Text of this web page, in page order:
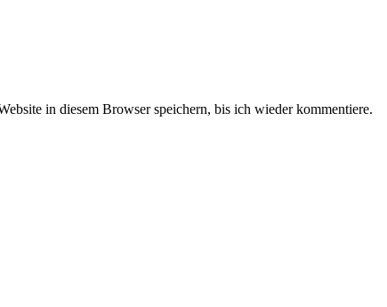
in diesem Browser speichern, bis ich wieder kommentiere.